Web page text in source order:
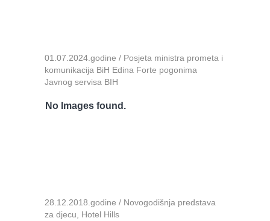
01.07.2024.godine / Posjeta ministra prometa i
komunikacija BiH Edina Forte pogonima
Javnog servisa BIH
No Images found.
28.12.2018.godine / Novogodišnja predstava
za djecu, Hotel Hills